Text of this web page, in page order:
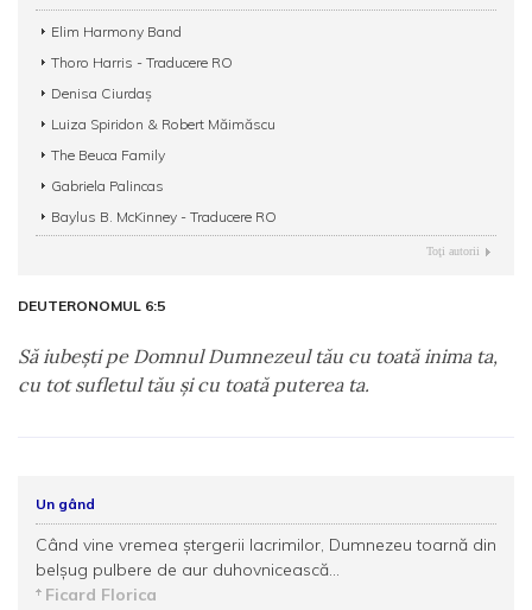
Elim Harmony Band
Thoro Harris - Traducere RO
Denisa Ciurdaș
Luiza Spiridon & Robert Măimăscu
The Beuca Family
Gabriela Palincas
Baylus B. McKinney - Traducere RO
Toţi autorii
DEUTERONOMUL 6:5
Să iubeşti pe Domnul Dumnezeul tău cu toată inima ta,
cu tot sufletul tău şi cu toată puterea ta.
Un gând
Când vine vremea ştergerii lacrimilor, Dumnezeu toarnă din
belşug pulbere de aur duhovnicească...
Ficard Florica